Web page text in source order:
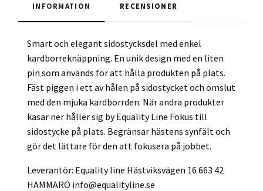
INFORMATION RECENSIONER
Smart och elegant sidostycksdel med enkel
kardborreknäppning. En unik design med en liten
pin som används för att hålla produkten på plats.
Fäst piggen i ett av hålen på sidostycket och omslut
med den mjuka kardborrden. När andra produkter
kasar ner håller sig by Equality Line Fokus till
sidostycke på plats. Begränsar hästens synfält och
gör det lättare för den att fokusera på jobbet.
Leverantör: Equality line Hästviksvägen 16 663 42
HAMMARÖ info@equalityline.se